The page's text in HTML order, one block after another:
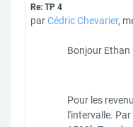
Re: TP 4
parCédric Chevarier,
Nombre de réponses : 0
Bonjour Ethan
Pour les
l'intervalle.